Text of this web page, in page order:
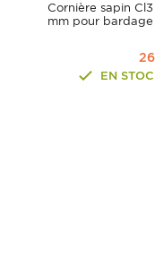
Cornière sapin
mm pour bardage
EN